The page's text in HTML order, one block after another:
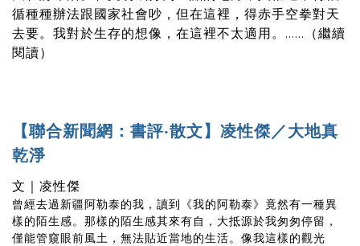
循種種辦法跟國家社會吵，但在這裡，得赤手空拳對天
去要。我對於生存的想像，在這裡不太適用。......（繼續
閱讀）
【聯合新聞網：書評‧散文】凌性傑／大地真
乾淨
文｜凌性傑
曾經去過新疆阿勒泰的我，讀到《我的阿勒泰》竟然有一種異
樣的陌生感。那樣的陌生感其來有自，大抵源於我匆匆停留，
僅能管窺眼前風土，無法貼近當地的生活。像我這樣的觀光